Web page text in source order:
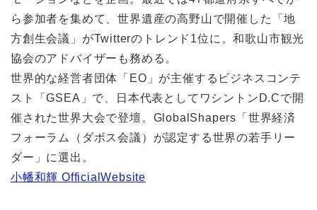
ら参加者を集めて、世界遺産の高野山で開催した「地
方創生会議」がTwitterのトレンド1位に。和歌山市観光
協会のアドバイザーも務める。
世界的な経営者団体「EO」が主催するビジネスコンテ
スト「GSEA」で、日本代表としてワシントンD.Cで開
催された世界大会で登壇。GlobalShapers「世界経済
フォーラム（ダボス会議）が認定する世界の若手リー
ダー」に選出。
小幡和輝 OfficialWebsite